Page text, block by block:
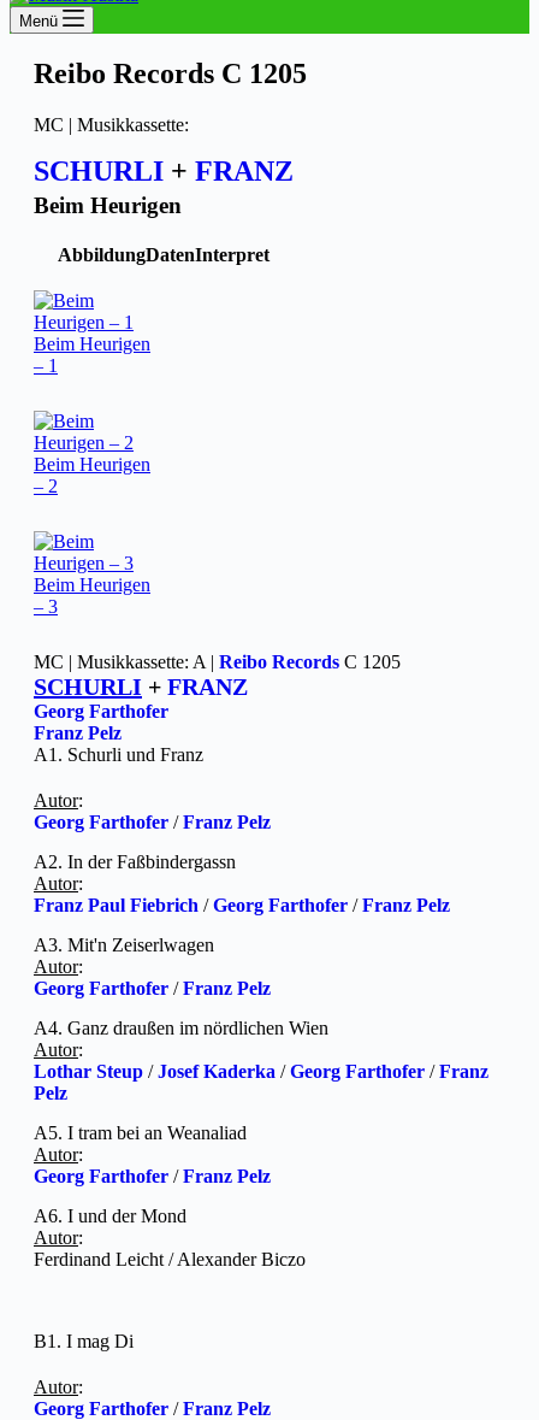
Menü
Reibo Records C 1205
MC | Musikkassette:
SCHURLI + FRANZ
Beim Heurigen
AbbildungDatenInterpret
Beim Heurigen
– 1
Beim Heurigen
– 2
Beim Heurigen
– 3
MC | Musikkassette: A | Reibo Records C 1205
SCHURLI + FRANZ
Georg Farthofer
Franz Pelz
A1. Schurli und Franz
Autor:
Georg Farthofer /Franz Pelz
A2. In der Faßbindergassn
Autor:
Franz Paul Fiebrich /Georg Farthofer /Franz Pelz
A3. Mit'n Zeiserlwagen
Autor:
Georg Farthofer /Franz Pelz
A4. Ganz draußen im nördlichen Wien
Autor:
Lothar Steup /Josef Kaderka /Georg Farthofer /Franz
Pelz
A5. I tram bei an Weanaliad
Autor:
Georg Farthofer /Franz Pelz
A6. I und der Mond
Autor:
Ferdinand Leicht / Alexander Biczo
B1. I mag Di
Autor:
Georg Farthofer /Franz Pelz